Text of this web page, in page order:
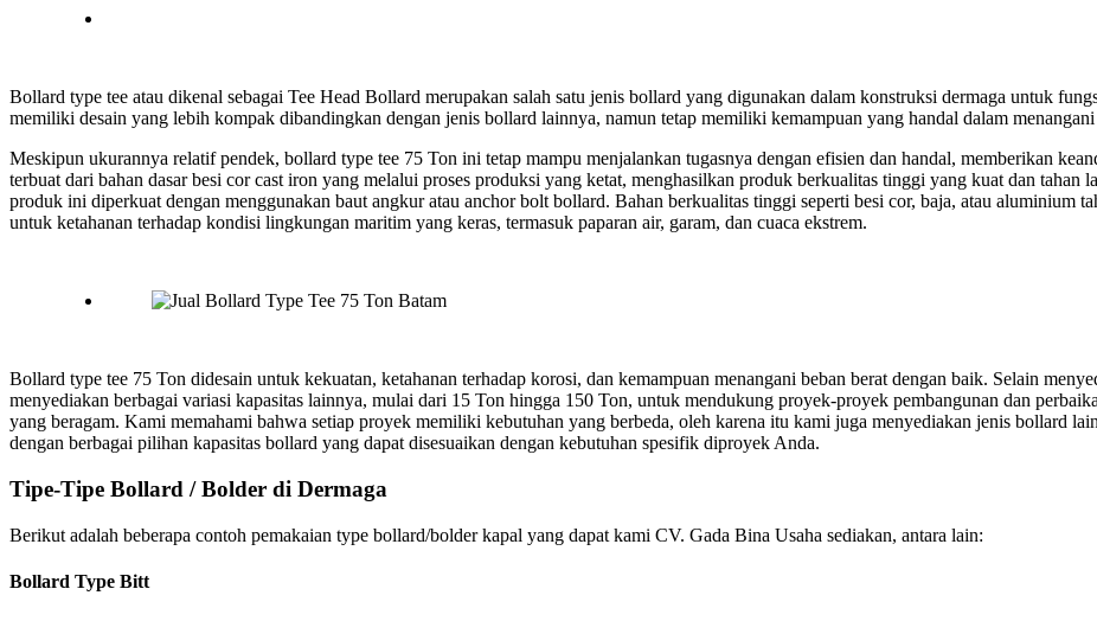
Bollard type tee atau dikenal sebagai Tee Head Bollard merupakan salah satu jenis bollard yang digunakan dalam konstruksi dermaga untuk
memiliki desain yang lebih kompak dibandingkan dengan jenis bollard lainnya, namun tetap memiliki kemampuan yang handal dalam
Meskipun ukurannya relatif pendek, bollard type tee 75 Ton ini tetap mampu menjalankan tugasnya dengan efisien dan handal, memberikan
terbuat dari bahan dasar besi cor cast iron yang melalui proses produksi yang ketat, menghasilkan produk berkualitas tinggi yang kuat dan
produk ini diperkuat dengan menggunakan baut angkur atau anchor bolt bollard. Bahan berkualitas tinggi seperti besi cor, baja, atau aluminium
untuk ketahanan terhadap kondisi lingkungan maritim yang keras, termasuk paparan air, garam, dan cuaca ekstrem.
Bollard type tee 75 Ton didesain untuk kekuatan, ketahanan terhadap korosi, dan kemampuan menangani beban berat dengan baik. Selain
menyediakan berbagai variasi kapasitas lainnya, mulai dari 15 Ton hingga 150 Ton, untuk mendukung proyek-proyek pembangunan dan
yang beragam. Kami memahami bahwa setiap proyek memiliki kebutuhan yang berbeda, oleh karena itu kami juga menyediakan jenis bollard
dengan berbagai pilihan kapasitas bollard yang dapat disesuaikan dengan kebutuhan spesifik diproyek Anda.
Tipe-Tipe Bollard / Bolder di Dermaga
Berikut adalah beberapa contoh pemakaian type bollard/bolder kapal yang dapat kami CV. Gada Bina Usaha sediakan, antara lain:
Bollard Type Bitt